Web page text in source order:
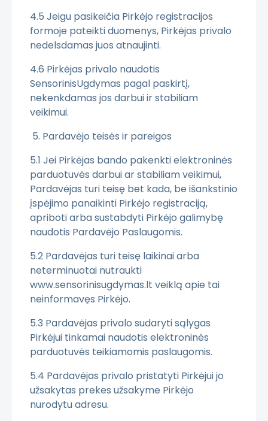
4.5 Jeigu pasikeičia Pirkėjo registracijos
formoje pateikti duomenys, Pirkėjas privalo
nedelsdamas juos atnaujinti.
4.6 Pirkėjas privalo naudotis
SensorinisUgdymas pagal paskirtį,
nekenkdamas jos darbui ir stabiliam
veikimui.
5. Pardavėjo teisės ir pareigos
5.1 Jei Pirkėjas bando pakenkti elektroninės
parduotuvės darbui ar stabiliam veikimui,
Pardavėjas turi teisę bet kada, be išankstinio
įspėjimo panaikinti Pirkėjo registraciją,
apriboti arba sustabdyti Pirkėjo galimybę
naudotis Pardavėjo Paslaugomis.
5.2 Pardavėjas turi teisę laikinai arba
neterminuotai nutraukti
www.sensorinisugdymas.lt veiklą apie tai
neinformavęs Pirkėjo.
5.3 Pardavėjas privalo sudaryti sąlygas
Pirkėjui tinkamai naudotis elektroninės
parduotuvės teikiamomis paslaugomis.
5.4 Pardavėjas privalo pristatyti Pirkėjui jo
užsakytas prekes užsakyme Pirkėjo
nurodytu adresu.